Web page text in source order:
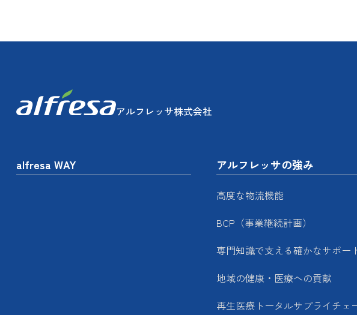
アルフレッサ株式会社
alfresa WAY アルフレッサの強み
高度な物流機能
BCP（事業継続計画）
専門知識で支える確かなサポー
地域の健康・医療への貢献
再生医療トータルサプライチェ